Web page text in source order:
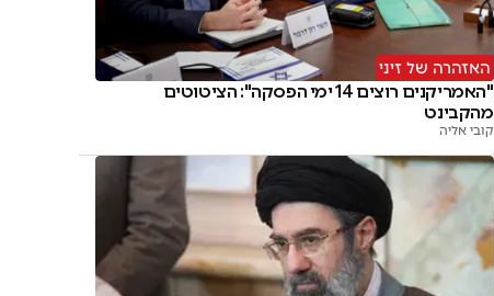
האזהרה של זיני
"האמריקנים רוצים 14 ימי הפסקה": הציטוטים
מהקבינט
קובי אליה